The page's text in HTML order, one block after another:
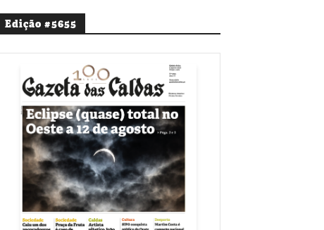
Edição #5655